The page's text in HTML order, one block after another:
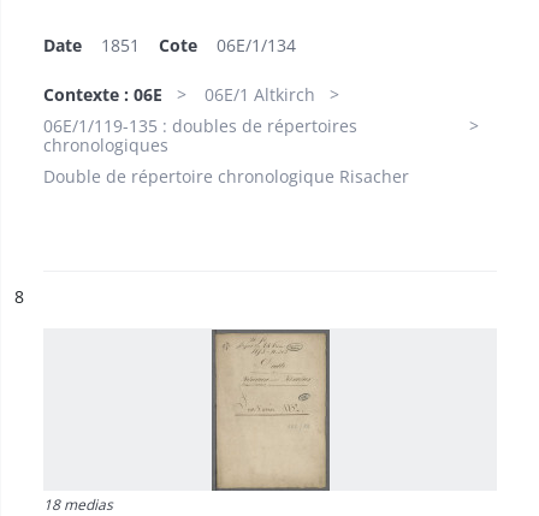
Date 1851 Cote 06E/1/134
Contexte : 06E
06E/1 Altkirch
06E/1/119-135 : doubles de répertoires
chronologiques
Double de répertoire chronologique Risacher
n°
8
18 medias